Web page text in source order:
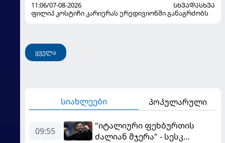
11:06/07-08-2026
ᲡᲮᲕᲐᲓᲐᲡᲮᲕᲐ
ფილიპ კოსტიჩი კარიერას ერედივიონში განაგრძობს
ყველა
სიახლეები პოპულარული
09:55
"იტალიური ფეხბურთის
ძალიან მჯერა" - სესკ